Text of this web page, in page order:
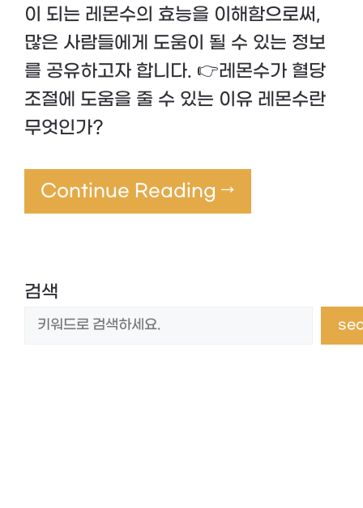
이 되는 레몬수의 효능을 이해함으로써,
많은 사람들에게 도움이 될 수 있는 정보
를 공유하고자 합니다. 👉레몬수가 혈당
조절에 도움을 줄 수 있는 이유 레몬수란
무엇인가?
Continue Reading →
검색